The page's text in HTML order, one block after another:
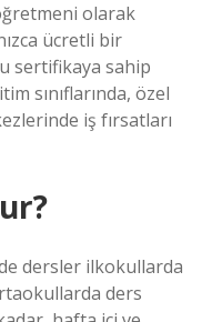
olarak
ücretli bir
sertifikaya sahip
sınıflarında, özel
iş fırsatları
dersler ilkokullarda
ders